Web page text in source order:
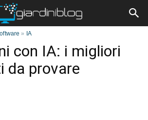
» IA
con IA: i migliori
da provare